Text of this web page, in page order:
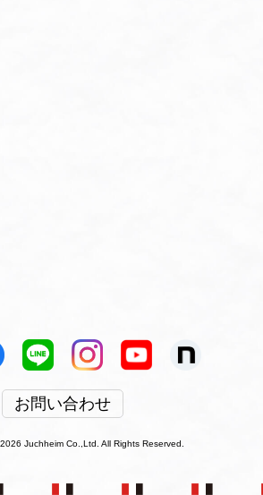
お問い合わせ
Juchheim Co.,Ltd. All Rights Reserved.